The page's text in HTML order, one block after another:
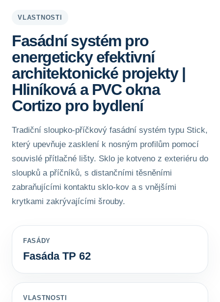
VLASTNOSTI
Fasádní systém pro
energeticky efektivní
architektonické projekty |
Hliníková a PVC okna
Cortizo pro bydlení
Tradiční sloupko-příčkový fasádní systém typu Stick,
který upevňuje zasklení k nosným profilům pomocí
souvislé přítlačné lišty. Sklo je kotveno z exteriéru do
sloupků a příčníků, s distančními těsněními
zabraňujícími kontaktu sklo-kov a s vnějšími
krytkami zakrývajícími šrouby.
FASÁDY
Fasáda TP 62
VLASTNOSTI